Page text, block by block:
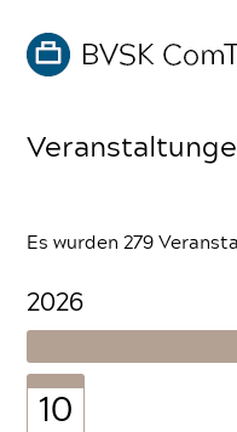
Es wurden 279
2026
10